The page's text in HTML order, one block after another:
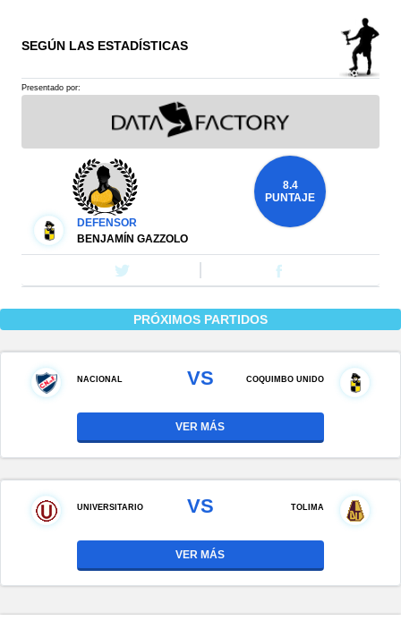
SEGÚN LAS ESTADÍSTICAS
Presentado por:
DEFENSOR
BENJAMÍN GAZZOLO
8.4
PUNTAJE
PRÓXIMOS PARTIDOS
NACIONAL VS COQUIMBO UNIDO
VER MÁS
UNIVERSITARIO VS TOLIMA
VER MÁS